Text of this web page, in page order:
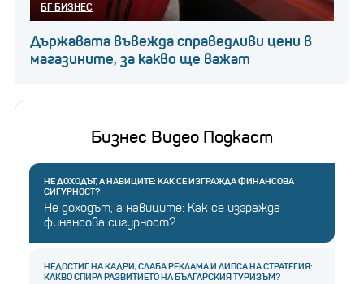
БГ БИЗНЕС
Държавата въвежда справедливи цени в
магазините, за какво ще важат
Бизнес Видео Подкаст
НЕ ДОХОДЪТ, А НАВИЦИТЕ: КАК СЕ ИЗГРАЖДА ФИНАНСОВА
СИГУРНОСТ?
Не доходът, а навиците: Как се изгражда
финансова сигурност?
НЕДОСТИГ НА КАДРИ, СЛАБА РЕКЛАМА И ЛИПСА НА СТРАТЕГИЯ:
КАКВО СПИРА РАЗВИТИЕТО НА БЪЛГАРСКИЯ ТУРИЗЪМ?